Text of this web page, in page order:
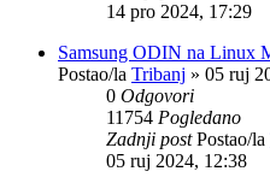
14 pro 2024, 17:29
Samsung ODIN na Linux
Postao/la Tribanj » 05 ruj
0 Odgovori
11754 Pogledano
Zadnji postPostao/la
05 ruj 2024, 12:38